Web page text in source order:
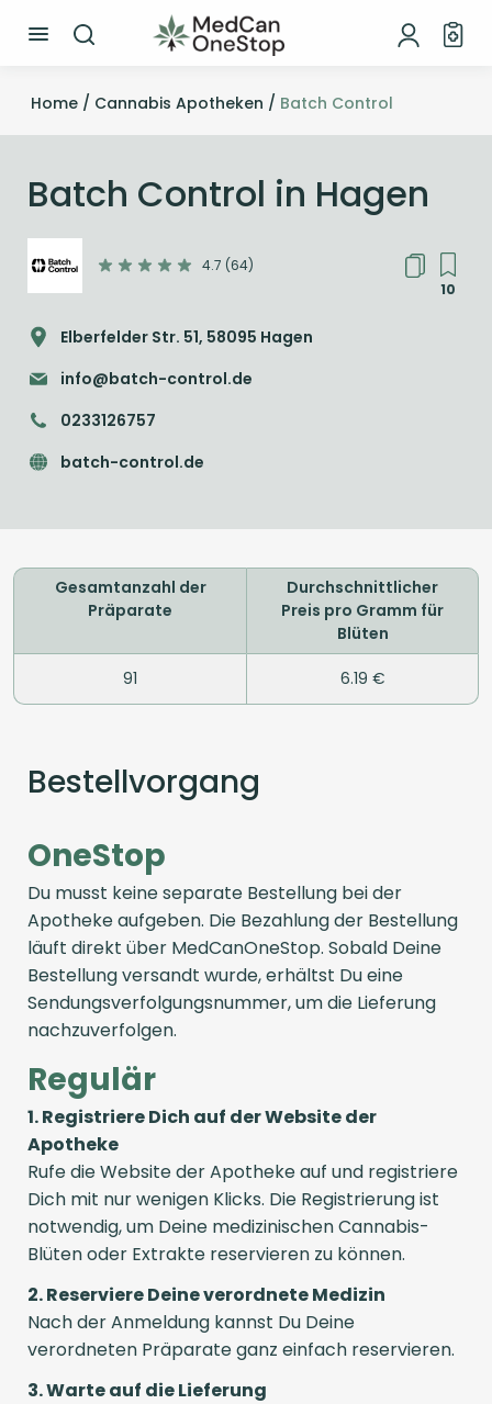
Home / Cannabis Apotheken / Batch Control
Batch Control in Hagen
4.7 (64)
10
Elberfelder Str. 51, 58095 Hagen
info@batch-control.de
0233126757
batch-control.de
Gesamtanzahl der
Präparate
91
Durchschnittlicher
Preis pro Gramm für
Blüten
6.19 €
Bestellvorgang
OneStop
Du musst keine separate Bestellung bei der
Apotheke aufgeben. Die Bezahlung der Bestellung
läuft direkt über MedCanOneStop. Sobald Deine
Bestellung versandt wurde, erhältst Du eine
Sendungsverfolgungsnummer, um die Lieferung
nachzuverfolgen.
Regulär
1. Registriere Dich auf der Website der
Apotheke
Rufe die Website der Apotheke auf und registriere
Dich mit nur wenigen Klicks. Die Registrierung ist
notwendig, um Deine medizinischen Cannabis-
Blüten oder Extrakte reservieren zu können.
2. Reserviere Deine verordnete Medizin
Nach der Anmeldung kannst Du Deine
verordneten Präparate ganz einfach reservieren.
3. Warte auf die Lieferung